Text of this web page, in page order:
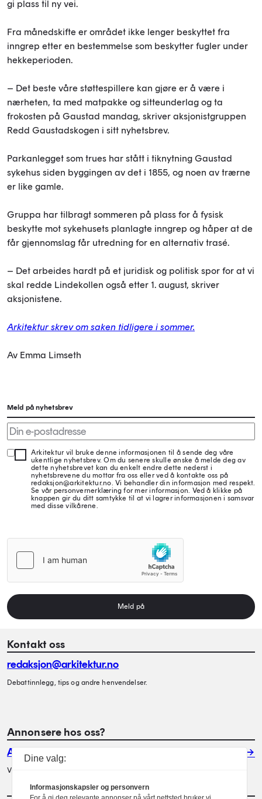
gi plass til ny vei.
Fra månedskifte er området ikke lenger beskyttet fra
inngrep etter en bestemmelse som beskytter fugler under
hekkeperioden.
– Det beste våre støttespillere kan gjøre er å være i
nærheten, ta med matpakke og sitteunderlag og ta
frokosten på Gaustad mandag, skriver aksjonistgruppen
Redd Gaustadskogen i sitt nyhetsbrev.
Parkanlegget som trues har stått i tiknytning Gaustad
sykehus siden byggingen av det i 1855, og noen av trærne
er like gamle.
Gruppa har tilbragt sommeren på plass for å fysisk
beskytte mot sykehusets planlagte inngrep og håper at de
får gjennomslag får utredning for en alternativ trasé.
– Det arbeides hardt på et juridisk og politisk spor for at vi
skal redde Lindekollen også etter 1. august, skriver
aksjonistene.
Arkitektur skrev om saken tidligere i sommer.
Av Emma Limseth
Meld på nyhetsbrev
Arkitektur vil bruke denne informasjonen til å sende deg våre
ukentlige nyhetsbrev. Om du senere skulle ønske å melde deg av
dette nyhetsbrevet kan du enkelt endre dette nederst i
nyhetsbrevene du mottar fra oss eller ved å kontakte oss på
redaksjon@arkitektur.no. Vi behandler din informasjon med respekt.
Se vår personvernerklæring for mer informasjon. Ved å klikke på
knappen gir du ditt samtykke til at vi lagrer informasjonen i samsvar
med disse vilkårene.
Meld på
Kontakt oss
redaksjon@arkitektur.no
Debattinnlegg, tips og andre henvendelser.
Annonsere hos oss?
Annonser
Vil du annonsere i Arkitektur? Les mer her.
Dine valg:
Informasjonskapsler og personvern